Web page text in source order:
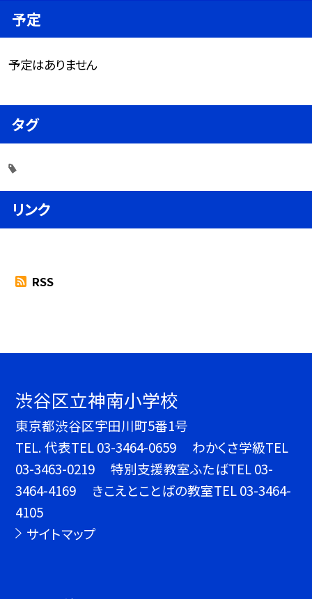
予定
予定はありません
タグ
リンク
RSS
渋谷区立神南小学校
東京都渋谷区宇田川町5番1号
TEL.代表TEL 03-3464-0659 わかくさ学級TEL
03-3463-0219 特別支援教室ふたばTEL 03-
3464-4169 きこえとことばの教室TEL 03-3464-
4105
サイトマップ